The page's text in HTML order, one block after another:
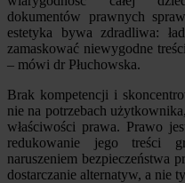
dokumentów prawnych
estetyka bywa zdradliwa:
zamaskować niewygodne
– mówi dr Płuchowska.
Brak kompetencji i
nie na potrzebach
właściwości prawa. Prawo
redukowanie jego treści
naruszeniem bezpieczeństwa
dostarczanie alternatyw, a nie